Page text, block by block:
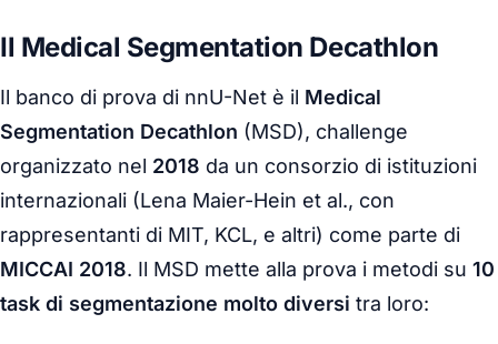
Il Medical Segmentation Decathlon
Il banco di prova di nnU-Net è il Medical
Segmentation Decathlon (MSD), challenge
organizzato nel 2018 da un consorzio di istituzioni
internazionali (Lena Maier-Hein et al., con
rappresentanti di MIT, KCL, e altri) come parte di
MICCAI 2018. Il MSD mette alla prova i metodi su 10
task di segmentazione molto diversi tra loro: